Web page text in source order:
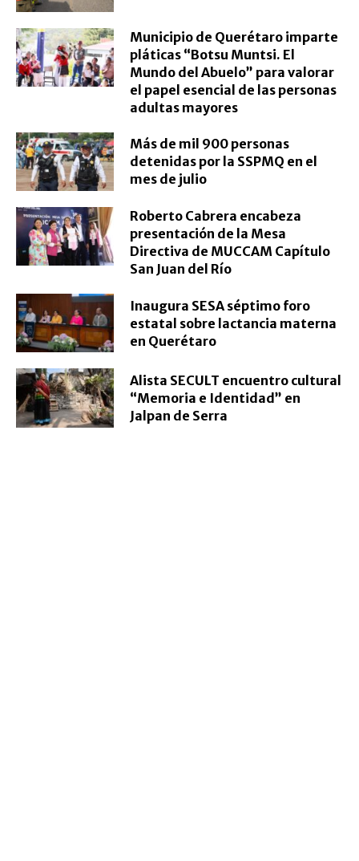
Municipio de Querétaro imparte
pláticas “Botsu Muntsi. El
Mundo del Abuelo” para valorar
el papel esencial de las personas
adultas mayores
Más de mil 900 personas
detenidas por la SSPMQ en el
mes de julio
Roberto Cabrera encabeza
presentación de la Mesa
Directiva de MUCCAM Capítulo
San Juan del Río
Inaugura SESA séptimo foro
estatal sobre lactancia materna
en Querétaro
Alista SECULT encuentro cultural
“Memoria e Identidad” en
Jalpan de Serra